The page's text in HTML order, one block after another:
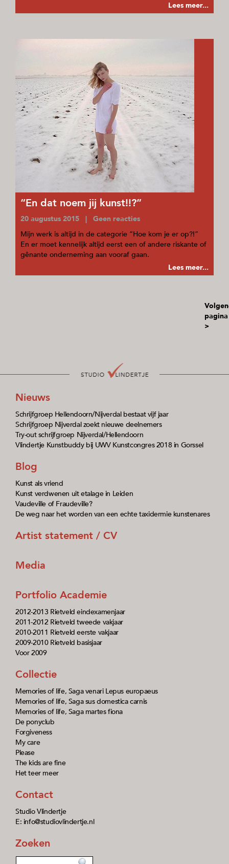
Lees meer...
“En dat noem jij kunst!!?”
20 augustus 2015 | Geen reacties
Mijn werk is altijd in de categorie “Hoe kom je er op?!”
En er moet kennelijk altijd eerst een of andere riskante of
gênante onderneming aan vooraf gaan.
Lees meer...
pagina
>
Nieuws
Schrijfgroep Hellendoorn/Nijverdal bestaat vijf jaar
Schrijfgroep Nijverdal zoekt nieuwe deelnemers
Try-out schrijfgroep Nijverdal/Hellendoorn
Vlindertje Kunstbuddy bij UWV Kunstcongres 2018 in Gorssel
Blog
Kunst als vriend
Kunst verdwenen uit etalage in Leiden
Vaudeville of Fraudeville?
De weg naar het worden van een echte taxidermie kunstenares
Artist statement / CV
Media
Portfolio Academie
2012-2013 Rietveld eindexamenjaar
2011-2012 Rietveld tweede vakjaar
2010-2011 Rietveld eerste vakjaar
2009-2010 Rietveld basisjaar
Voor 2009
Collectie
Memories of life, Saga venari Lepus europaeus
Memories of life, Saga sus domestica carnis
Memories of life, Saga martes fiona
De ponyclub
Forgiveness
My care
Please
The kids are fine
Het teer meer
Contact
Studio Vlindertje
E: info@studiovlindertje.nl
Zoeken